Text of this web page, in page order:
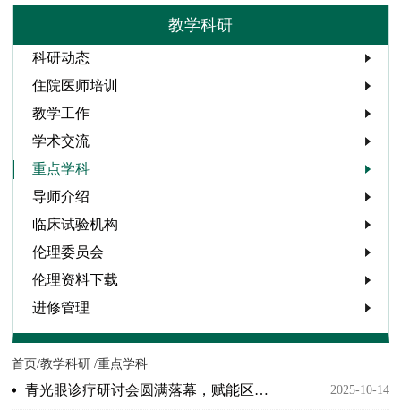
教学科研
科研动态
住院医师培训
教学工作
学术交流
重点学科
导师介绍
临床试验机构
伦理委员会
伦理资料下载
进修管理
首页/教学科研 /重点学科
青光眼诊疗研讨会圆满落幕，赋能区域诊疗新篇章 2025-10-14